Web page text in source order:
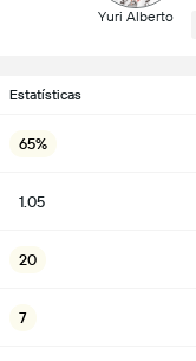
Yuri Alberto
Estatísticas
65%
1.05
20
7